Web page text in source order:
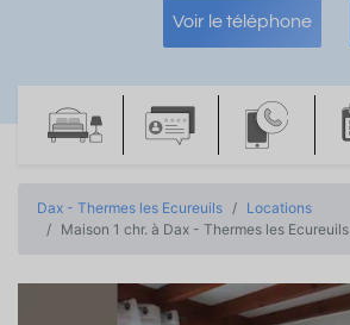
Voir le téléphone
Dax - Thermes les Ecureuils
Locations
Maison 1 chr. à Dax - Thermes les Ecureuils